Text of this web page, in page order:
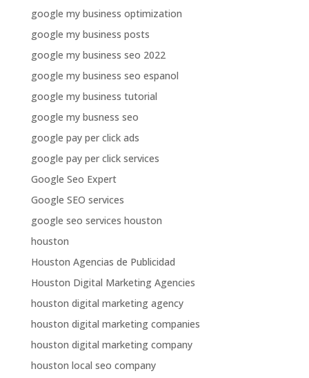
google my business optimization
google my business posts
google my business seo 2022
google my business seo espanol
google my business tutorial
google my busness seo
google pay per click ads
google pay per click services
Google Seo Expert
Google SEO services
google seo services houston
houston
Houston Agencias de Publicidad
Houston Digital Marketing Agencies
houston digital marketing agency
houston digital marketing companies
houston digital marketing company
houston local seo company